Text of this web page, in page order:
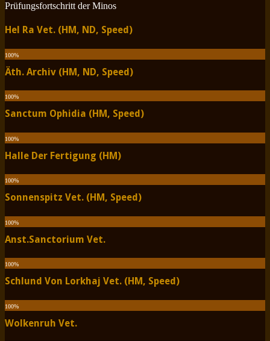
Prüfungsfortschritt der Minos
Hel Ra Vet. (HM, ND, Speed)
100%
Äth. Archiv (HM, ND, Speed)
100%
Sanctum Ophidia (HM, Speed)
100%
Halle Der Fertigung (HM)
100%
Sonnenspitz Vet. (HM, Speed)
100%
Anst.Sanctorium Vet.
100%
Schlund Von Lorkhaj Vet. (HM, Speed)
100%
Wolkenruh Vet.